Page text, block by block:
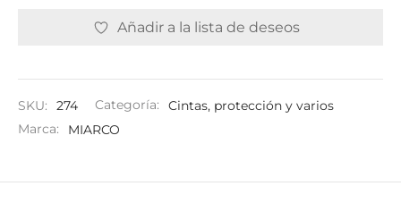
Añadir a la lista de deseos
SKU: 274 Categoría:
Cintas, protección y varios
Marca:
MIARCO